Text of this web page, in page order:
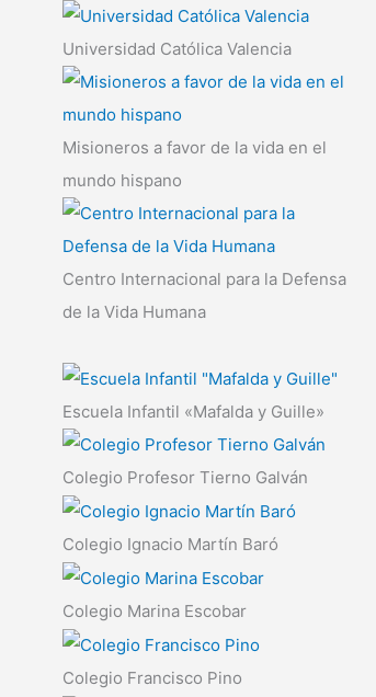
Universidad Católica Valencia
Misioneros a favor de la vida en el
mundo hispano
Centro Internacional para la Defensa
de la Vida Humana
Escuela Infantil «Mafalda y Guille»
Colegio Profesor Tierno Galván
Colegio Ignacio Martín Baró
Colegio Marina Escobar
Colegio Francisco Pino